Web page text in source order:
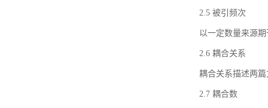
2.5 被引频次
以一定数量来源
2.6 耦合关系
耦合关系描述两
2.7 耦合数